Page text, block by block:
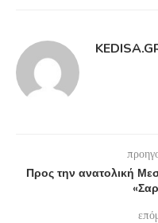
Προς την ανατολική